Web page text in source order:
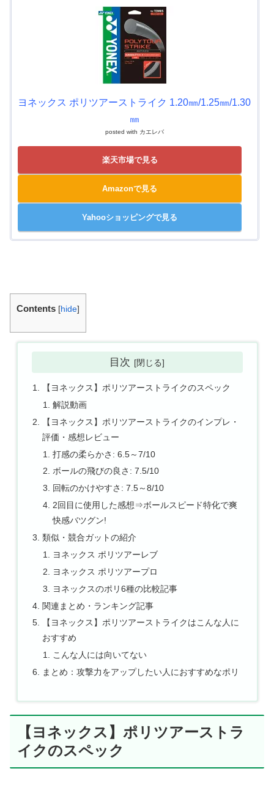
ヨネックス ポリツアーストライク 1.20㎜/1.25㎜/1.30
㎜
posted with カエレバ
楽天市場で見る
Amazonで見る
Yahooショッピングで見る
Contents [hide]
目次
【ヨネックス】ポリツアーストライクのスペック
解説動画
【ヨネックス】ポリツアーストライクのインプレ・
評価・感想レビュー
打感の柔らかさ: 6.5～7/10
ボールの飛びの良さ: 7.5/10
回転のかけやすさ: 7.5～8/10
2回目に使用した感想⇒ボールスピード特化で爽
快感バツグン!
類似・競合ガットの紹介
ヨネックス ポリツアーレブ
ヨネックス ポリツアープロ
ヨネックスのポリ6種の比較記事
関連まとめ・ランキング記事
【ヨネックス】ポリツアーストライクはこんな人に
おすすめ
こんな人には向いてない
まとめ：攻撃力をアップしたい人におすすめなポリ
【ヨネックス】ポリツアーストラ
イクのスペック